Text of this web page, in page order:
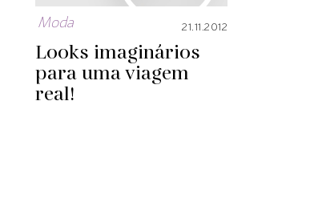
Moda 21.11.2012
Looks imaginários
para uma viagem
real!